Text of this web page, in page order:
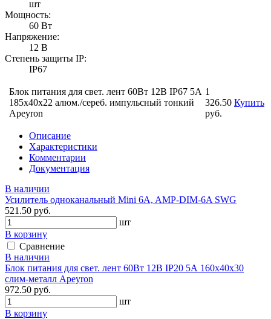
шт
Мощность:
60 Вт
Напряжение:
12 В
Степень защиты IP:
IP67
Блок питания для свет. лент 60Вт 12В IP67 5А
185х40х22 алюм./сереб. импульсный тонкий
Apeyron
1
326.50
руб.
Купить
Описание
Характеристики
Комментарии
Документация
В наличии
Усилитель одноканальный Mini 6A, AMP-DIM-6A SWG
521.50 руб.
шт
В корзину
Сравнение
В наличии
Блок питания для свет. лент 60Вт 12В IP20 5А 160х40х30
слим-металл Apeyron
972.50 руб.
шт
В корзину